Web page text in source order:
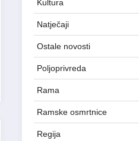
Kultura
Natječaji
Ostale novosti
Poljoprivreda
Rama
Ramske osmrtnice
Regija